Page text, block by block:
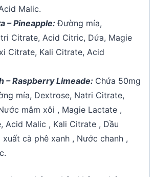
Malic.
– Pineapple:Đường mía,
Citrate, Acid Citric, Dứa, Magie
Citrate, Kali Citrate, Acid
– Raspberry Limeade: Chứa 50mg
mía, Dextrose, Natri Citrate,
mâm xôi , Magie Lactate ,
Acid Malic , Kali Citrate , Dầu
xuất cà phê xanh , Nước chanh ,